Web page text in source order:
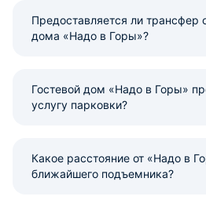
Предоставляется ли трансфер
дома «Надо в Горы»?
Гостевой дом «Надо в Горы»
услугу парковки?
Какое расстояние от «Надо в
ближайшего подъемника?